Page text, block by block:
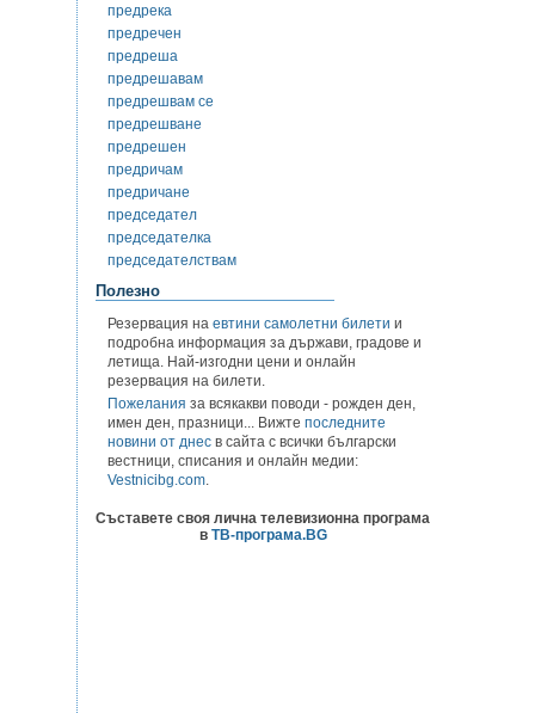
предрека
предречен
предреша
предрешавам
предрешвам се
предрешване
предрешен
предричам
предричане
председател
председателка
председателствам
Полезно
Резервация на евтини самолетни билети и
подробна информация за държави, градове и
летища. Най-изгодни цени и онлайн
резервация на билети.
Пожелания за всякакви поводи - рожден ден,
имен ден, празници... Вижте последните
новини от днес в сайта с всички български
вестници, списания и онлайн медии:
Vestnicibg.com.
Съставете своя лична телевизионна програма
в ТВ-програма.BG